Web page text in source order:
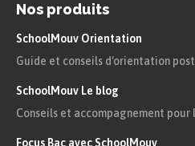
Nos produits
SchoolMouv Orientation
Guide et conseils d'orientation
SchoolMouv Le blog
Conseils et accompagnement pour
Focus Bac avec SchoolMouv